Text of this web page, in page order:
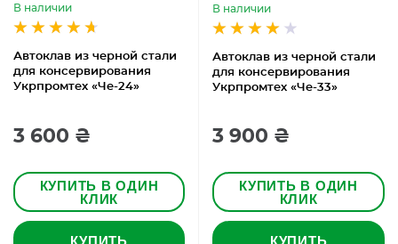
Автоклав из черной стали
для консервирования
Укрпромтех «Че-24»
В наличии
3 600 ₴
КУПИТЬ В ОДИН
КЛИК
КУПИТЬ
Автоклав из черной стали
для консервирования
Укрпромтех «Че-33»
В наличии
3 900 ₴
КУПИТЬ В ОДИН
КЛИК
КУПИТЬ